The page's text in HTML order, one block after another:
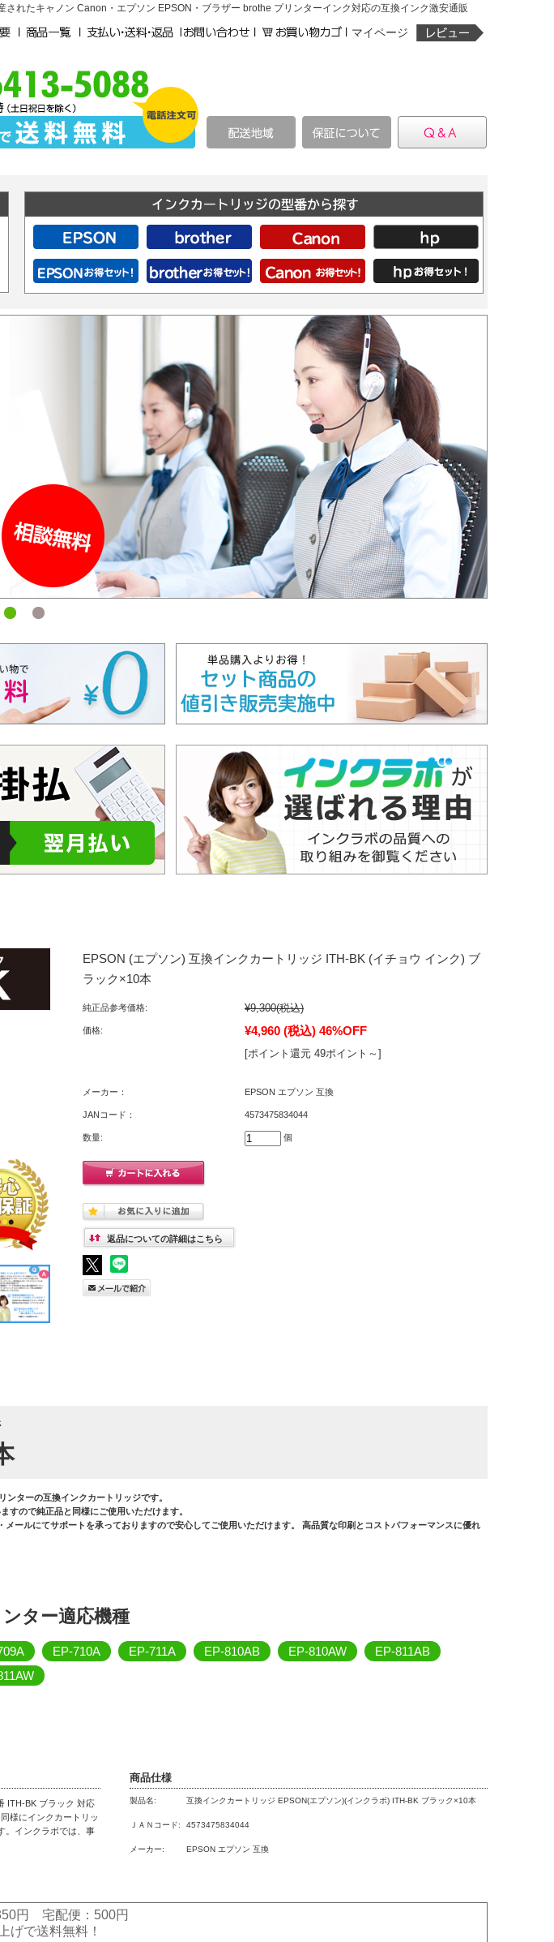
たキャノン Canon・エプソン EPSON・ブラザー brothe プリンターインク対応の互換インク激安通販
マイページ
EPSON (エプソン) 互換インクカートリッジ ITH-BK (イチョウ インク) ブ
ラック×10本
純正品参考価格: ¥9,300(税込)
価格: ¥4,960 (税込) 46%OFF
[ポイント還元 49ポイント～]
メーカー： EPSON エプソン 互換
JANコード： 4573475834044
数量: 個
返品についての詳細はこちら
ターの互換インクカートリッジです。
すので純正品と同様にご使用いただけます。
ールにてサポートを承っておりますので安心してご使用いただけます。 高品質な印刷とコストパフォーマンスに優れ
ター適応機種
EP-710A EP-711A EP-810AB EP-810AW
EP-811AB
ITH-BK ブラック 対応
様にインクカートリッ
。インクラボでは、事
商品仕様
製品名: 互換インクカートリッジ EPSON(エプソン)(インクラボ) ITH-BK ブラック×10本
ＪＡＮコード: 4573475834044
メーカー: EPSON エプソン 互換
円 宅配便：500円
げで送料無料！